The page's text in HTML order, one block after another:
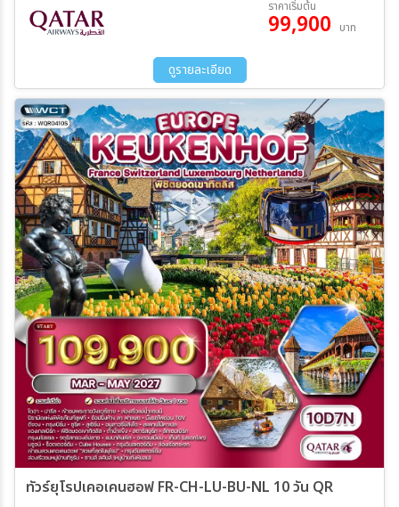
ราคาเริ่มต้น
99,900 บาท
ดูรายละเอียด
ทัวร์ยุโรปเคอเคนฮอฟ FR-CH-LU-BU-NL 10 วัน QR